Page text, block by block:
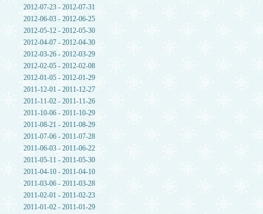
2012-07-23 - 2012-07-31
2012-06-03 - 2012-06-25
2012-05-12 - 2012-05-30
2012-04-07 - 2012-04-30
2012-03-26 - 2012-03-29
2012-02-05 - 2012-02-08
2012-01-05 - 2012-01-29
2011-12-01 - 2011-12-27
2011-11-02 - 2011-11-26
2011-10-06 - 2011-10-29
2011-08-21 - 2011-08-29
2011-07-06 - 2011-07-28
2011-06-03 - 2011-06-22
2011-05-11 - 2011-05-30
2011-04-10 - 2011-04-10
2011-03-06 - 2011-03-28
2011-02-01 - 2011-02-23
2011-01-02 - 2011-01-29